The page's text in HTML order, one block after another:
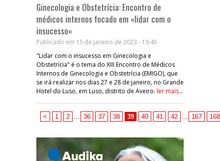
Ginecologia e Obstetrícia: Encontro de
médicos internos focado em «lidar com o
insucesso»
Publicado em 15 de janeiro de 2023 - 19:45
"Lidar com o insucesso em Ginecologia e
Obstetrícia" é o tema do XIII Encontro de Médicos
Internos de Ginecologia e Obstetrícia (EMIGO), que
se irá realizar nos dias 27 e 28 de janeiro, no Grande
Hotel do Luso, em Luso, distrito de Aveiro. ler mais...
< 1 2 36 37 38 39 40 41 42 167 168